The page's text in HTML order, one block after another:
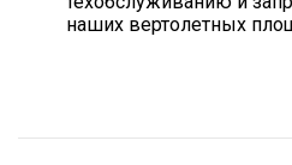
наших вертолетных